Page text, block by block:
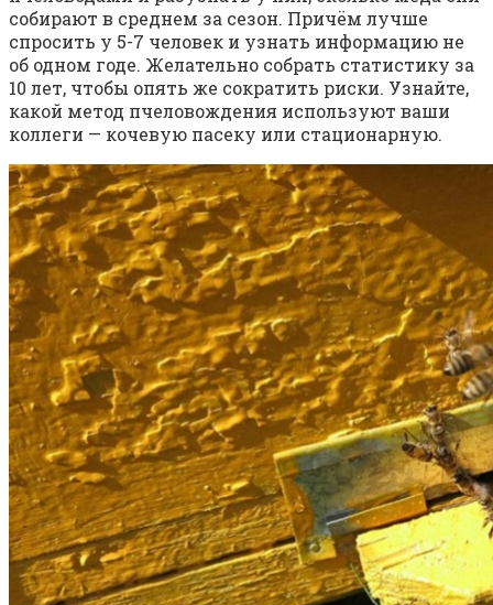
собирают в среднем за сезон. Причём лучше
спросить у 5-7 человек и узнать информацию не
об одном годе. Желательно собрать статистику за
10 лет, чтобы опять же сократить риски. Узнайте,
какой метод пчеловождения используют ваши
коллеги — кочевую пасеку или стационарную.